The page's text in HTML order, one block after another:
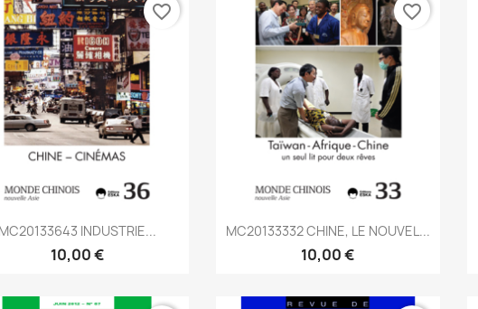
Aperçu rapide
MC20133643 INDUSTRIE...
10,00 €
favorite_border
Aperçu rapide
MC20133332 CHINE, LE NOUVEL...
10,00 €
favorite_border